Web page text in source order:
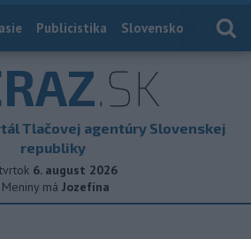
Publicistika Slovensko
.SK
Tlačovej agentúry Slovenskej
republiky
6. august 2026
Meniny má Jozefína